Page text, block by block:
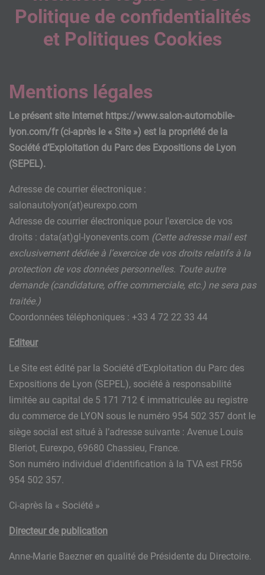
Politique de confidentialités
et Politiques Cookies
Mentions légales
Le présent site Internet https://www.salon-automobile-
lyon.com/fr (ci-après le « Site ») est la propriété de la
Société d’Exploitation du Parc des Expositions de Lyon
(SEPEL).
Adresse de courrier électronique :
salonautolyon(at)eurexpo.com
Adresse de courrier électronique pour l'exercice de vos
droits : data(at)gl-lyonevents.com (Cette adresse mail est
exclusivement dédiée à l’exercice de vos droits relatifs à la
protection de vos données personnelles. Toute autre
demande (candidature, offre commerciale, etc.) ne sera pas
traitée.)
Coordonnées téléphoniques : +33 4 72 22 33 44
Editeur
Le Site est édité par la Société d’Exploitation du Parc des
Expositions de Lyon (SEPEL), société à responsabilité
limitée au capital de 5 171 712 € immatriculée au registre
du commerce de LYON sous le numéro 954 502 357 dont le
siège social est situé à l’adresse suivante : Avenue Louis
Bleriot, Eurexpo, 69680 Chassieu, France.
Son numéro individuel d'identification à la TVA est FR56
954 502 357.
Ci-après la « Société »
Directeur de publication
Anne-Marie Baezner en qualité de Présidente du Directoire.